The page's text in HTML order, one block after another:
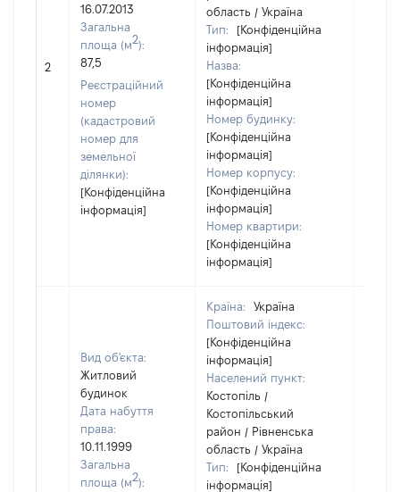
2
16.07.2013
Загальна
площа (м2):
87,5
Реєстраційний
номер
(кадастровий
номер для
земельної
ділянки):
[Конфіденційна
інформація]
область / Україна
Тип:
[Конфіденційна
інформація]
Назва:
[Конфіденційна
інформація]
Номер будинку:
[Конфіденційна
інформація]
Номер корпусу:
[Конфіденційна
інформація]
Номер квартири:
[Конфіденційна
інформація]
Вид об'єкта:
Житловий
будинок
Дата набуття
права:
10.11.1999
Загальна
площа (м2):
Країна:
Україна
Поштовий індекс:
[Конфіденційна
інформація]
Населений пункт:
Костопіль /
Костопільський
район / Рівненська
область / Україна
Тип:
[Конфіденційна
інформація]